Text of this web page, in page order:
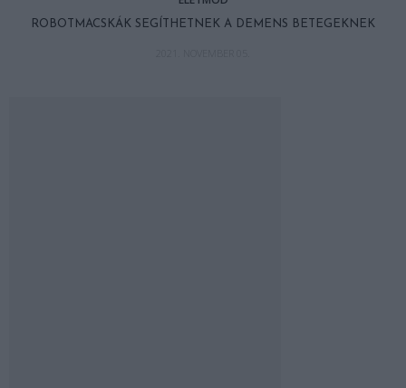
ROBOTMACSKÁK SEGÍTHETNEK A DEMENS BETEGEKNEK